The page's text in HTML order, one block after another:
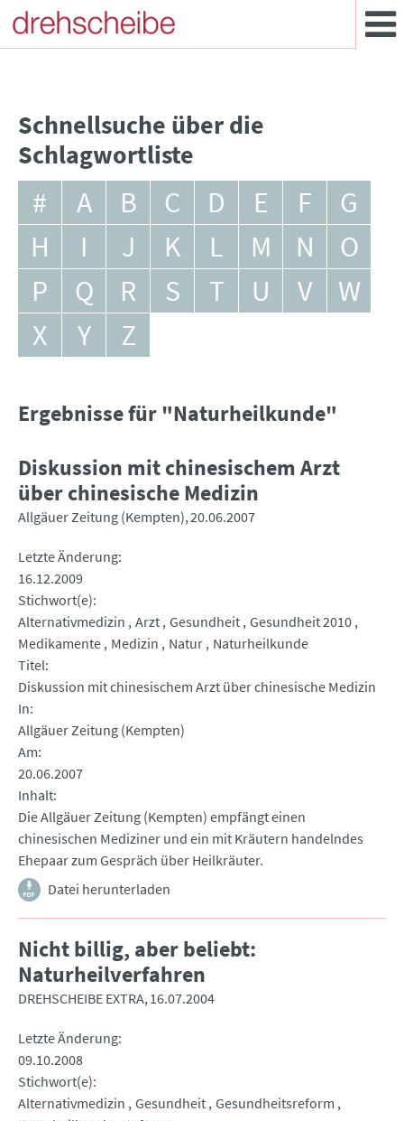
Schnellsuche über die
Schlagwortliste
# A B C D E F
G
H
I J K L M N
O
P
Q R S T U V
W
X
Y Z
Ergebnisse für "Naturheilkunde"
Diskussion mit chinesischem Arzt
über chinesische Medizin
Allgäuer Zeitung (Kempten) 20.06.2007
Letzte Änderung
16.12.2009
Stichwort(e)
Alternativmedizin Arzt Gesundheit Gesundheit 2010
Medikamente Medizin Natur Naturheilkunde
Titel
Diskussion mit chinesischem Arzt über chinesische Medizin
In
Allgäuer Zeitung (Kempten)
Am
20.06.2007
Inhalt
Die Allgäuer Zeitung (Kempten) empfängt einen
chinesischen Mediziner und ein mit Kräutern handelndes
Ehepaar zum Gespräch über Heilkräuter.
Datei herunterladen
Nicht billig, aber beliebt:
Naturheilverfahren
DREHSCHEIBE EXTRA 16.07.2004
Letzte Änderung
09.10.2008
Stichwort(e)
Alternativmedizin Gesundheit Gesundheitsreform